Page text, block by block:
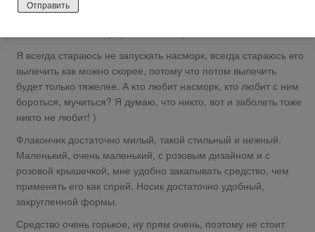
насморк только начался, на начальных стадиях — поможет
Я всегда стараюсь не запускать насморк, всегда стараюсь его
вылечить как можно скорее, потому что потом вылечить
будет только тяжелее. А кто любит насморк, кто любит с ним
бороться, мучиться? Я думаю, что никто, вот и заболеть тоже
никто не любит! )
Флакончик достаточно милый, такой стильный и нежный.
Маленький, очень маленький, с розовым дизайном и с
розовой крышечкой, мне удобно закапывать средство, чем
применять его как спрей. Носик достаточно удобный,
закругленной формы.
Средство очень горькое, ну прям очень, поэтому не стоит